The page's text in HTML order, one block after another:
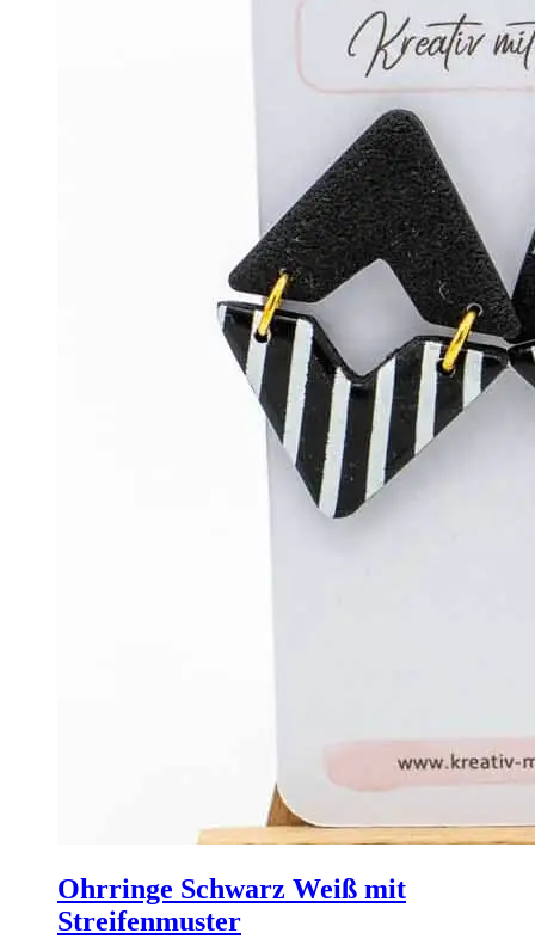
Ohrringe Schwarz Weiß mit
Streifenmuster